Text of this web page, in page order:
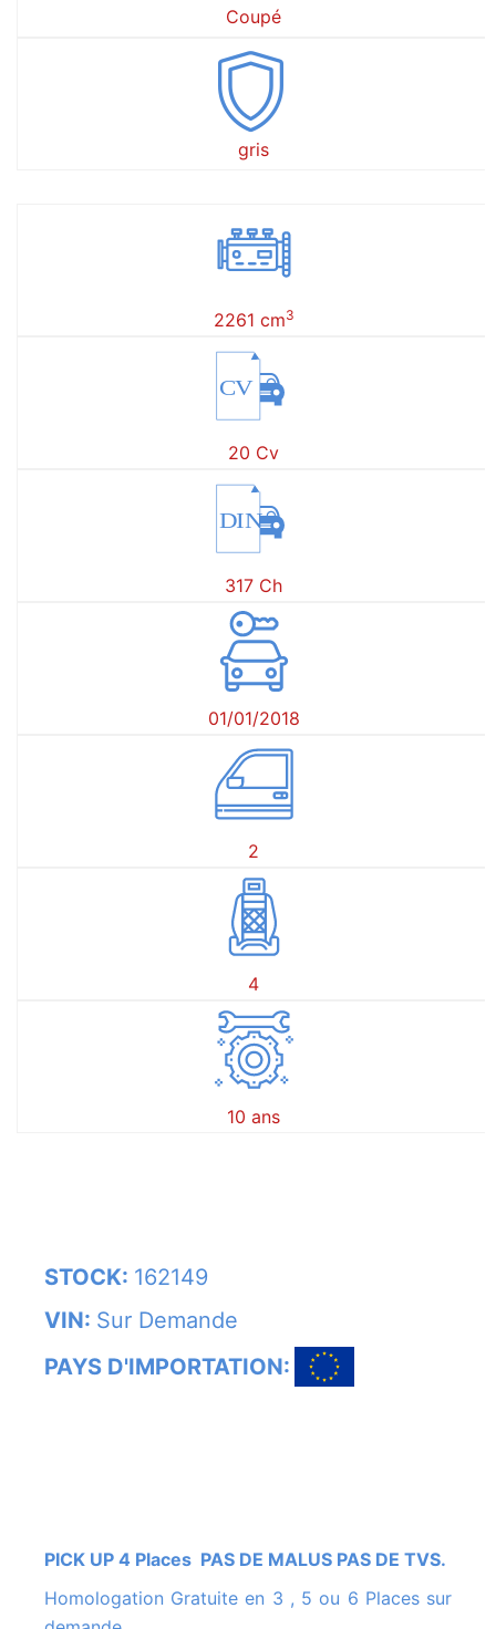
Coupé
gris
2261 cm3
CV
20 Cv
DIN
317 Ch
01/01/2018
2
4
10 ans
STOCK: 162149
VIN: Sur Demande
PAYS D'IMPORTATION:
PICK UP 4 Places PAS DE MALUS PAS DE TVS.
Homologation Gratuite en 3 , 5 ou 6 Places sur